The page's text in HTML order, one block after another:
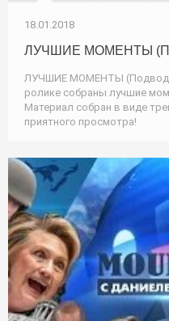
18.01.2018
ЛУЧШИЕ МОМЕНТЫ
ЛУЧШИЕ МОМЕНТЫ
ролике собраны лучшие
Материал собран в виде
приятного просмотра!